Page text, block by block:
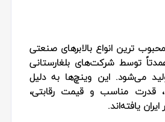
ترین انواع بالابرهای صنعتی
توسط شرکت‌های بلغارستانی
می‌شود. این وینچ‌ها به‌ دلیل
قدرت مناسب و قیمت رقابتی،
ایران یافته‌اند.